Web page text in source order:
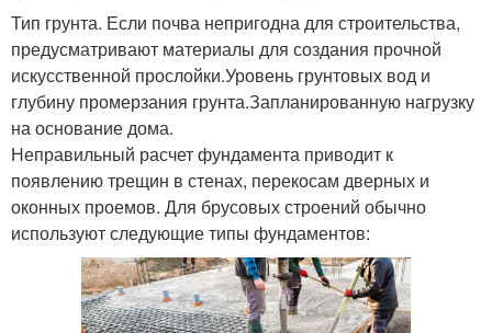
Тип грунта. Если почва непригодна для строительства,
предусматривают материалы для создания прочной
искусственной прослойки.Уровень грунтовых вод и
глубину промерзания грунта.Запланированную нагрузку
на основание дома.
Неправильный расчет фундамента приводит к
появлению трещин в стенах, перекосам дверных и
оконных проемов. Для брусовых строений обычно
используют следующие типы фундаментов: